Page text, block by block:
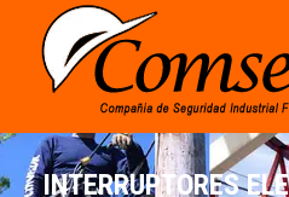
INTERRUPTORES